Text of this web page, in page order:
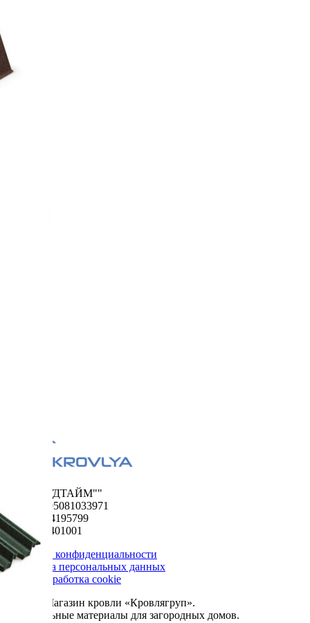
ООО "ФУДТАЙМ""
ОГРН 1195081033971
ИНН 5024195799
КПП 502401001
Политика конфиденциальности
Обработка персональных данных
Сбор и обработка cookie
© 2026. Магазин кровли «Кровлягруп».
Строительные материалы для загородных домов.